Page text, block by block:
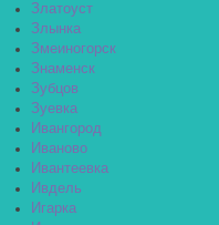
Златоуст
Злынка
Змеиногорск
Знаменск
Зубцов
Зуевка
Ивангород
Иваново
Ивантеевка
Ивдель
Игарка